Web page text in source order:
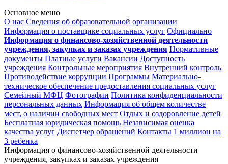
Основное меню
О нас Сведения об образовательной организации
Информация о поставщике социальных услуг Официально
Информация о финансово-хозяйственной деятельности
учреждения, закупках и заказах учреждения Нормативные
документы Платные услуги Вакансии Доступность
учреждения Контрольные мероприятия Внутренний контроль
Противодействие коррупции Программы Материально-
техническое обеспечение предоставления социальных услуг
Семейный МФЦ Фотографии Политика конфиденциальности
персональных данных Информация об общем количестве
мест, о наличии свободных мест Отдых и оздоровление детей
Бесплатная юридическая помощь Независимая оценка
качества услуг Диспетчер обращений Контакты 1 миллион на
3 ребенка
Информация о финансово-хозяйственной деятельности
учреждения, закупках и заказах учреждения